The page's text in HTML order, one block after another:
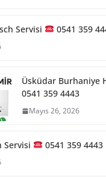
Servisi 0541 359
Üsküdar Burhaniye
0541 359 4443
Mayıs 26, 2026
Servisi 0541 359 4443